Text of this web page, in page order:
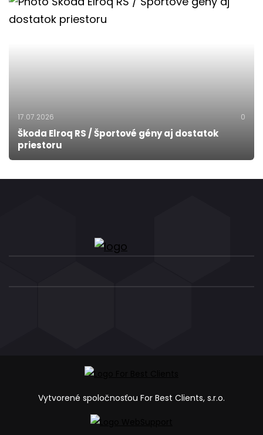
17.07.2026 0
Škoda Elroq RS / Športové gény aj dostatok
priestoru
Vytvorené spoločnosťou For Best Clients, s.r.o.